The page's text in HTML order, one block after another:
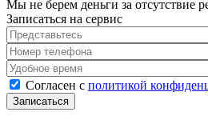
Мы не берем деньги за отсутствие
Записаться на сервис
Представьтесь
Номер телефона
Удобное время
Согласен с политикой
Согласен с политикой